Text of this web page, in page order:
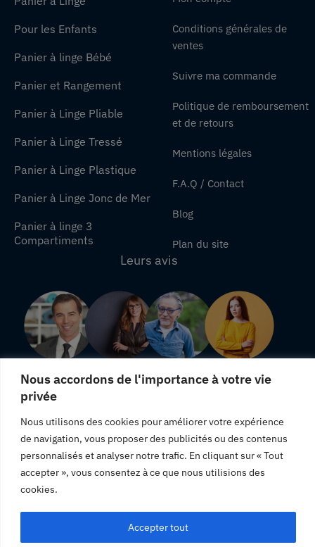
Nous accordons de l'importance à votre vie
privée
Nous utilisons des cookies pour améliorer votre expérience
de navigation, vous proposer des publicités ou des contenus
personnalisés et analyser notre trafic. En cliquant sur « Tout
accepter », vous consentez à ce que nous utilisions des
cookies.
Accepter tout
Pour les Enfants
Panier à linge Bébé
Panier et Rangement
Panier à Linge Pliable
Panier à Linge Tressé
Panier à Linge Plastique
Panier à Linge Jonc de Mer
Panier à linge 3
Compartiments
Conditions générales de
ventes
Suivre ma commande
Politique de remboursement
et de retours
Mentions légales
F.A.Q / Contact
Blog
Plan du site
Leurs avis
"Produits totalement conformes à leurs descriptions."
"Satisfaite des produits que j'ai commandé, je vous
recommande."
© Panier Linge.2023. Tous droit réservé.